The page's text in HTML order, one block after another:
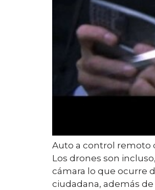
Auto a control remoto
Los drones son
cámara lo que ocurre
ciudadana, además